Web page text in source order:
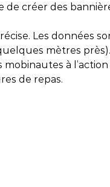
accompagne
stratégie digitale
sa visibilité, été
créer des
Les données
mètres
à
de repas.